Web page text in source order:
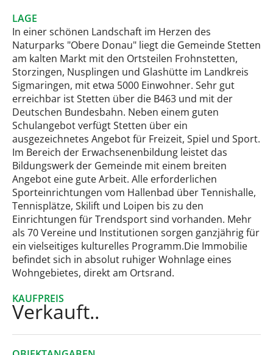
LAGE
In einer schönen Landschaft im Herzen des
Naturparks "Obere Donau" liegt die Gemeinde Stetten
am kalten Markt mit den Ortsteilen Frohnstetten,
Storzingen, Nusplingen und Glashütte im Landkreis
Sigmaringen, mit etwa 5000 Einwohner. Sehr gut
erreichbar ist Stetten über die B463 und mit der
Deutschen Bundesbahn. Neben einem guten
Schulangebot verfügt Stetten über ein
ausgezeichnetes Angebot für Freizeit, Spiel und Sport.
Im Bereich der Erwachsenenbildung leistet das
Bildungswerk der Gemeinde mit einem breiten
Angebot eine gute Arbeit. Alle erforderlichen
Sporteinrichtungen vom Hallenbad über Tennishalle,
Tennisplätze, Skilift und Loipen bis zu den
Einrichtungen für Trendsport sind vorhanden. Mehr
als 70 Vereine und Institutionen sorgen ganzjährig für
ein vielseitiges kulturelles Programm.Die Immobilie
befindet sich in absolut ruhiger Wohnlage eines
Wohngebietes, direkt am Ortsrand.
KAUFPREIS
Verkauft..